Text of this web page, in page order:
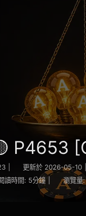
P4653
更新於 2026-05-10
讀時間: 5分鐘 瀏覽量: